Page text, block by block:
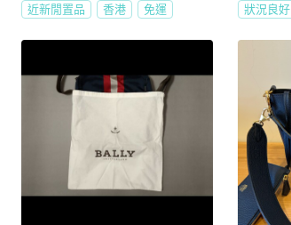
近新閒置品 香港 免運 狀況良好